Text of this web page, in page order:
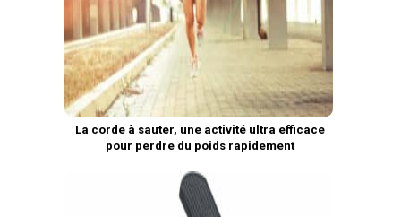
La corde à sauter, une activité ultra efficace
pour perdre du poids rapidement